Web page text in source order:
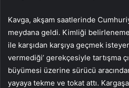
Kavga, akşam saatlerinde
meydana geldi. Kimliği
ile karşıdan karşıya geçmek
vermediği’ gerekçesiyle tartışma
büyümesi üzerine sürücü
yayaya tekme ve tokat attı.